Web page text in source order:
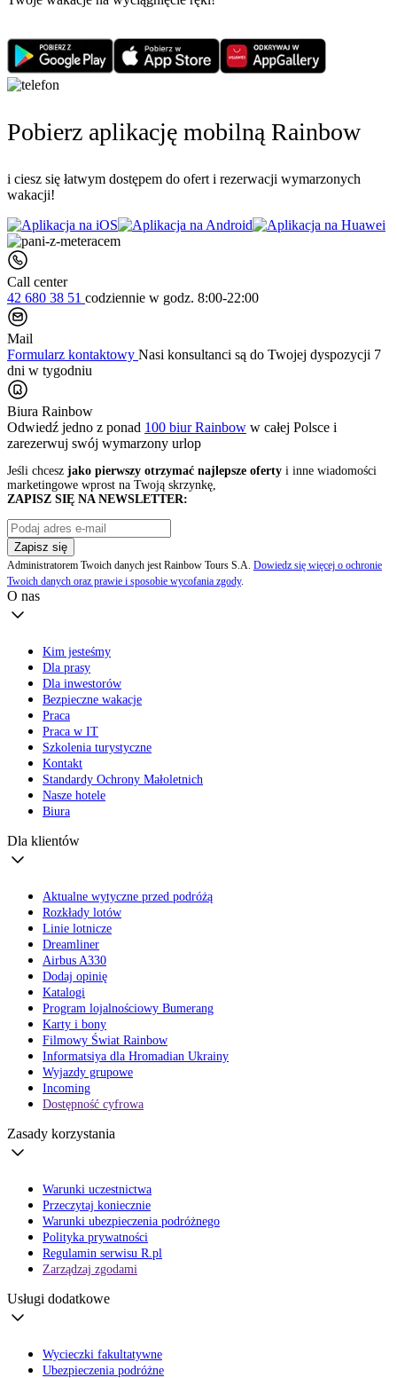
Pobierz aplikację mobilną Rainbow
i ciesz się łatwym dostępem do ofert i rezerwacji wymarzonych
wakacji!
Call center
42 680 38 51 codziennie w godz. 8:00-22:00
Mail
Formularz kontaktowy Nasi konsultanci są do Twojej dyspozycji 7
dni w tygodniu
Biura Rainbow
Odwiedź jedno z ponad 100 biur Rainbow w całej Polsce i
zarezerwuj swój wymarzony urlop
Jeśli chcesz jako pierwszy otrzymać najlepsze oferty i inne wiadomości
marketingowe wprost na Twoją skrzynkę,
ZAPISZ SIĘ NA NEWSLETTER:
Zapisz się
Administratorem Twoich danych jest Rainbow Tours S.A. Dowiedz się więcej o ochronie
Twoich danych oraz prawie i sposobie wycofania zgody.
O nas
Kim jesteśmy
Dla prasy
Dla inwestorów
Bezpieczne wakacje
Praca
Praca w IT
Szkolenia turystyczne
Kontakt
Standardy Ochrony Małoletnich
Nasze hotele
Biura
Dla klientów
Aktualne wytyczne przed podróżą
Rozkłady lotów
Linie lotnicze
Dreamliner
Airbus A330
Dodaj opinię
Katalogi
Program lojalnościowy Bumerang
Karty i bony
Filmowy Świat Rainbow
Informatsiya dla Hromadian Ukrainy
Wyjazdy grupowe
Incoming
Dostępność cyfrowa
Zasady korzystania
Warunki uczestnictwa
Przeczytaj koniecznie
Warunki ubezpieczenia podróżnego
Polityka prywatności
Regulamin serwisu R.pl
Zarządzaj zgodami
Usługi dodatkowe
Wycieczki fakultatywne
Ubezpieczenia podróżne